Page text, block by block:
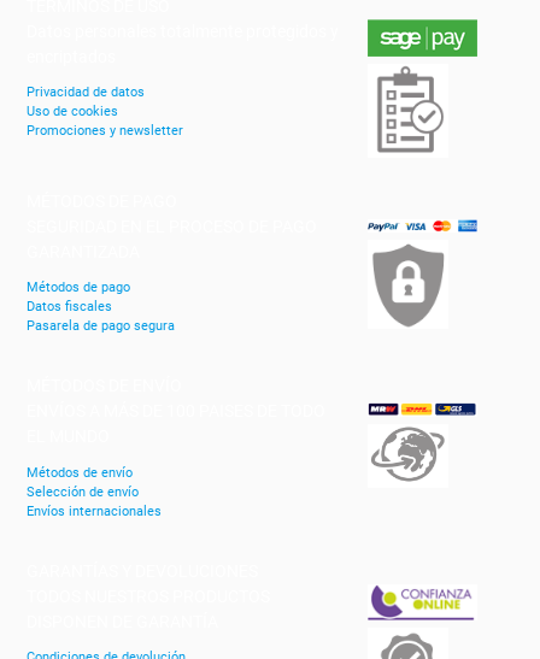
Privacidad de datos
Uso de cookies
Promociones y newsletter
Métodos de pago
Datos fiscales
Pasarela de pago segura
Métodos de envío
Selección de envío
Envíos internacionales